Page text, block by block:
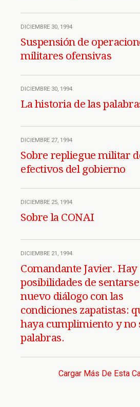
DICIEMBRE 30, 1994
Suspensión de
militares ofensivas
DICIEMBRE 30, 1994
La historia de las
DICIEMBRE 27, 1994
Sobre repliegue militar
efectivos del gobierno
DICIEMBRE 25, 1994
Sobre la CONAI
DICIEMBRE 21, 1994
Comandante Javier. Hay
posibilidades de
nuevo diálogo con las
condiciones zapatistas:
haya cumplimiento y no
palabras.
Cargar Más De Esta